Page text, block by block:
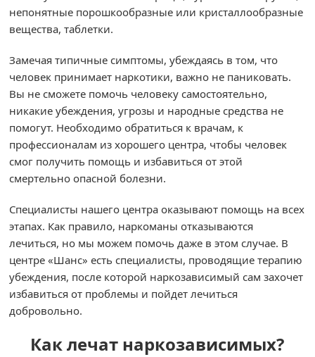
непонятные порошкообразные или кристаллообразные
вещества, таблетки.
Замечая типичные симптомы, убеждаясь в том, что
человек принимает наркотики, важно не паниковать.
Вы не сможете помочь человеку самостоятельно,
никакие убеждения, угрозы и народные средства не
помогут. Необходимо обратиться к врачам, к
профессионалам из хорошего центра, чтобы человек
смог получить помощь и избавиться от этой
смертельно опасной болезни.
Специалисты нашего центра оказывают помощь на всех
этапах. Как правило, наркоманы отказываются
лечиться, но мы можем помочь даже в этом случае. В
центре «Шанс» есть специалисты, проводящие терапию
убеждения, после которой наркозависимый сам захочет
избавиться от проблемы и пойдет лечиться
добровольно.
Как лечат наркозависимых?